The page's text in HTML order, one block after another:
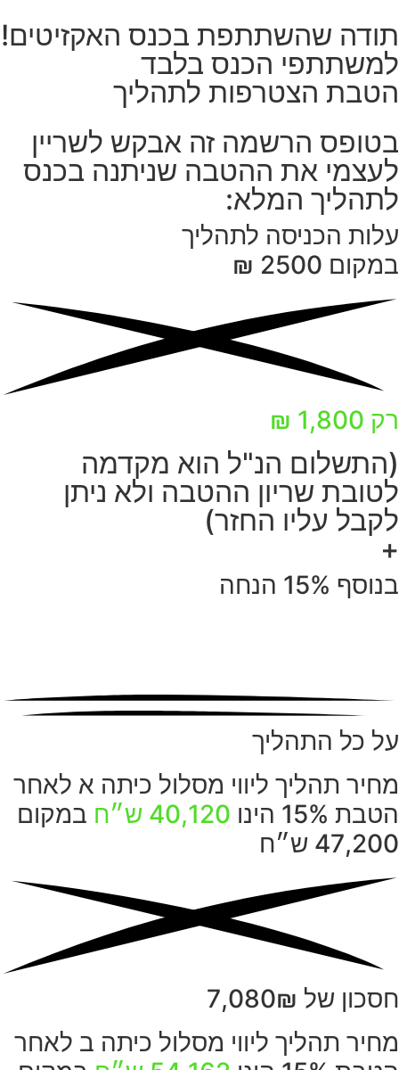
תודה שהשתתפת בכנס האקזיטים!
למשתתפי הכנס בלבד
הטבת הצטרפות לתהליך
בטופס הרשמה זה אבקש לשריין
לעצמי את ההטבה שניתנה בכנס
לתהליך המלא:
עלות הכניסה לתהליך
במקום 2500 ₪
רק 1,800 ₪
(התשלום הנ"ל הוא מקדמה
לטובת שריון ההטבה ולא ניתן
לקבל עליו החזר)
+
בנוסף 15% הנחה
על כל התהליך
מחיר תהליך ליווי מסלול כיתה א לאחר
הטבת 15% הינו
40,120 ש״ח
במקום
47,200 ש״ח
חסכון של 7,080₪
מחיר תהליך ליווי מסלול כיתה ב לאחר